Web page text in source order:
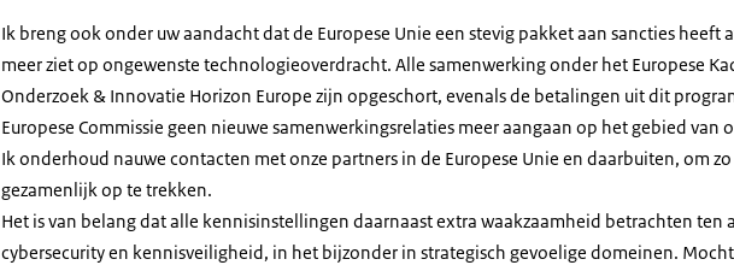
Ik breng ook onder uw aandacht dat de Europese Unie een stevig pakket aan sancties
meer ziet op ongewenste technologieoverdracht. Alle samenwerking onder het Europese
Onderzoek & Innovatie Horizon Europe zijn opgeschort, evenals de betalingen uit dit
Europese Commissie geen nieuwe samenwerkingsrelaties meer aangaan op het gebied van
Ik onderhoud nauwe contacten met onze partners in de Europese Unie en daarbuiten, om
gezamenlijk op te trekken.
Het is van belang dat alle kennisinstellingen daarnaast extra waakzaamheid betrachten ten
cybersecurity en kennisveiligheid, in het bijzonder in strategisch gevoelige domeinen.